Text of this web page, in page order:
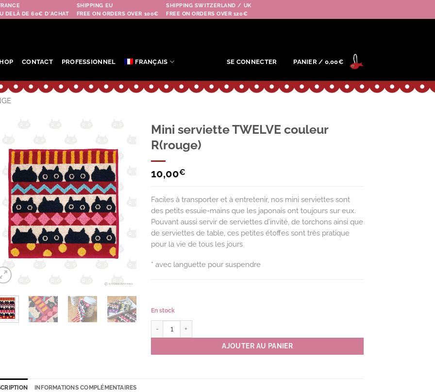
DELÀ DE 60€ D'ACHAT
SHIPPING EU
FREE ON ORDERS OVER 100€
SHIPPING SWITZERLAND / UK
FREE ON ORDERS OVER 120€
CONTACT PROFESSIONNEL FRANÇAIS SE CONNECTER PANIER / 0,00€
Ajouter
à la
wishlist
Mini serviette TWELVE couleur
R(rouge)
10,00€
Faciles à transporter et à entretenir, nos mini serviettes sont
des petits essuie-mains que les japonais ont toujours sur eux.
Pouvant aussi servir de serviettes d’invité, de torchons ainsi que
de serviettes de table, ces petites étoffes sont très pratique
pour la vie de tous les jours
* avec languette pour suspendre
En stock
AJOUTER AU PANIER
INFORMATIONS COMPLÉMENTAIRES